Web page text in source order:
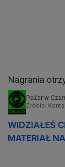
Nagrania
Pożar w
Źródło:
WIDZIAŁEŚ
MATERIAŁ